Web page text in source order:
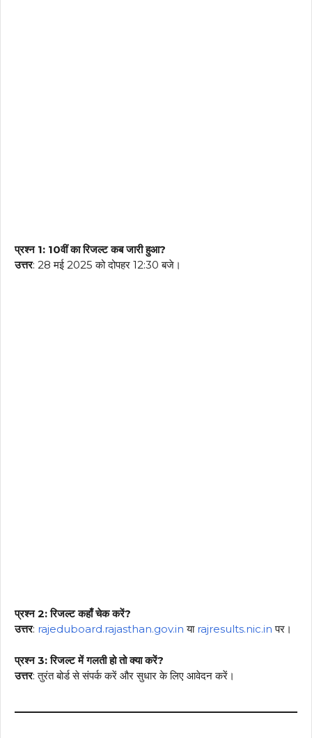
प्रश्न 1: 10वीं का रिजल्ट कब जारी हुआ?
उत्तर: 28 मई 2025 को दोपहर 12:30 बजे।
प्रश्न 2: रिजल्ट कहाँ चेक करें?
उत्तर: rajeduboard.rajasthan.gov.in या rajresults.nic.in पर।
प्रश्न 3: रिजल्ट में गलती हो तो क्या करें?
उत्तर: तुरंत बोर्ड से संपर्क करें और सुधार के लिए आवेदन करें।